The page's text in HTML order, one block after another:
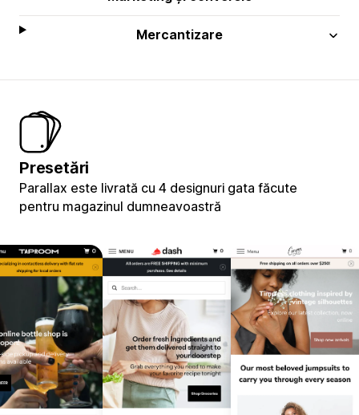
Mercantizare
Presetări
Parallax este livrată cu 4 designuri gata făcute
pentru magazinul dumneavoastră